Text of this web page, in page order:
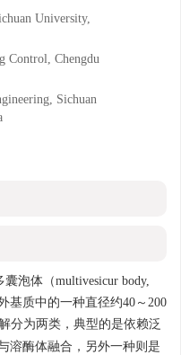
University,
Control, Chengdu
Sichuan
泡体（multivesicur body,
基质中的一种直径约40～200
分为两类，典型的是依赖泛
溶酶体融合，另外一种则是